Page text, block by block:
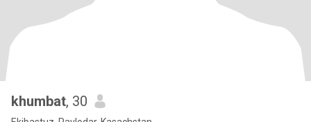
khumbat, 30